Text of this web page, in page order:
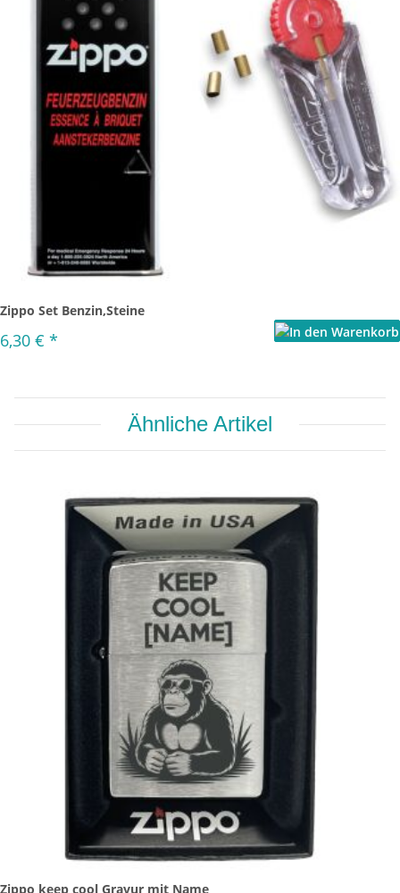
Zippo Set Benzin,Steine
6,30 € *
Ähnliche Artikel
Zippo keep cool Gravur mit Name